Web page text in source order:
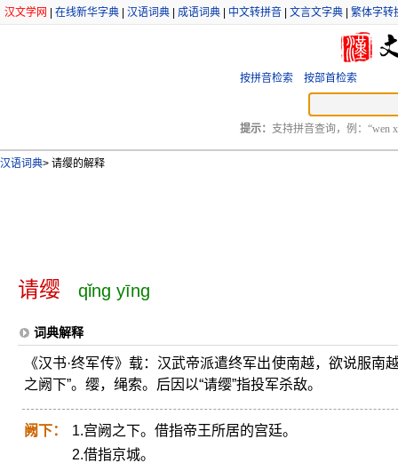
汉文学网 在线新华字典 汉语词典 成语词典 中文转拼音 文言文字典 繁体字转
按拼音检索 按部首检索
提示： 支持拼音查询，例：“wen
汉语词典> 请缨的解释
请缨 qǐng yīng
词典解释
《汉书·终军传》载：汉武帝派遣终军出使南越，欲说服
之阙下”。缨，绳索。后因以“请缨”指投军杀敌。
阙下：
1.宫阙之下。借指帝王所居的宫廷。
2.借指京城。